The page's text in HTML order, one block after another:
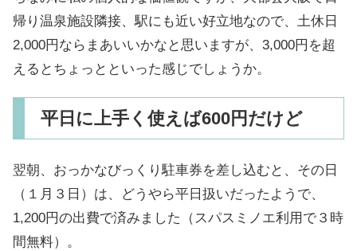
帰り温泉施設隣接、駅にも近い好立地なので、土休日
2,000円ならまあいいかなと思いますが、3,000円を超
えるとちょっとといった感じでしょうか。
平日に上手く使えば600円だけど
翌朝、おっかなびっくり駐車券を差し込むと、その日
（１月３日）は、どうやら平日扱いだったようで、
1,200円の出費で済みました（スパスミノエ利用で３時
間無料）。